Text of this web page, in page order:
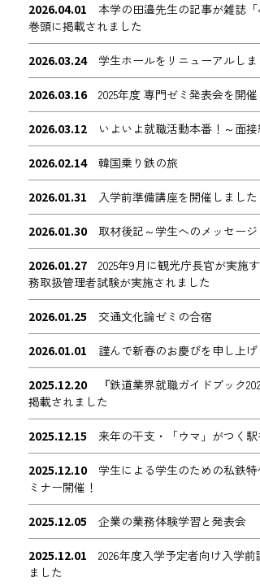
2026.04.01
本学の田邉先生の記事が雑誌
巻頭に掲載されました
2026.03.24 学生ホールをリニューアルし
2026.03.16 2025年度 専門ゼミ発表会を開
2026.03.12 いよいよ就職活動本番！～面接
2026.02.14 韓国乗り鉄の旅
2026.01.31 入学前準備講座を開催しました
2026.01.30 取材後記～学生へのメッセージ
2026.01.27
2025年9月に観光庁長官が実施
務取扱管理者試験が実施されました
2026.01.25 交通文化論ゼミの合宿
2026.01.01 謹んで新春のお慶びを申し上げ
2025.12.20
『鉄道業界就職ガイドブック
掲載されました
2025.12.15 来年の干支・「ウマ」がつく駅
2025.12.10
学生による学生のための私鉄
ミナー開催！
2025.12.05 企業の業務体験学習と発表会
2025.12.01
2026年度入学予定者向け入学
ました